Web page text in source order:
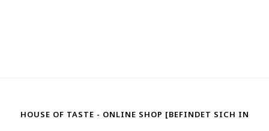
HOUSE OF TASTE - ONLINE SHOP [BEFINDET SICH IN